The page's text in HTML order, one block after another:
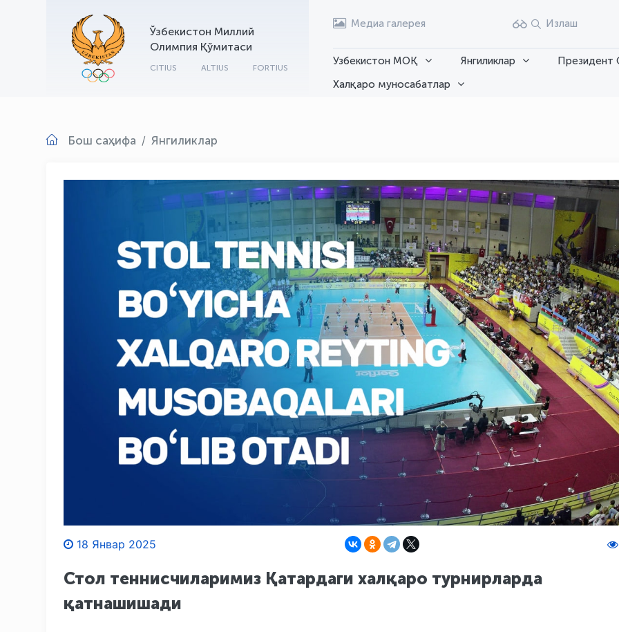
Ўзбекистон Миллий
Олимпия Қўмитаси
CITIUS ALTIUS FORTIUS
Медиа галерея Излаш
Узбекистон МОҚ Янгиликлар
Президент
Халқаро муносабатлар
Бош саҳифа Янгиликлар
18 Январ 2025
Стол теннисчиларимиз Қатардаги халқаро турнирларда
қатнашишади